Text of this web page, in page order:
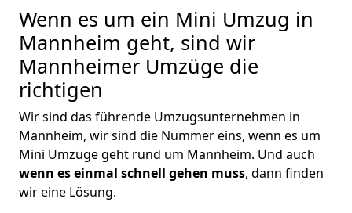
Wenn es um ein Mini Umzug in
Mannheim geht, sind wir
Mannheimer Umzüge die
richtigen
Wir sind das führende Umzugsunternehmen in
Mannheim, wir sind die Nummer eins, wenn es um
Mini Umzüge geht rund um Mannheim. Und auch
wenn es einmal schnell gehen muss, dann finden
wir eine Lösung.